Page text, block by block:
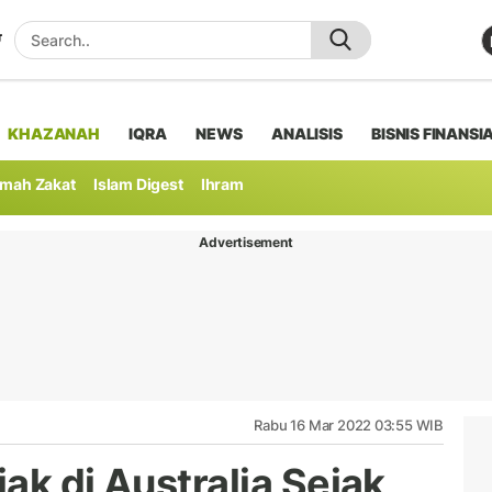
KHAZANAH IQRA NEWS ANALISIS BISNIS
Zakat Islam Digest Ihram
Advertisement
Rabu 16 Mar 2022 03:55 WIB